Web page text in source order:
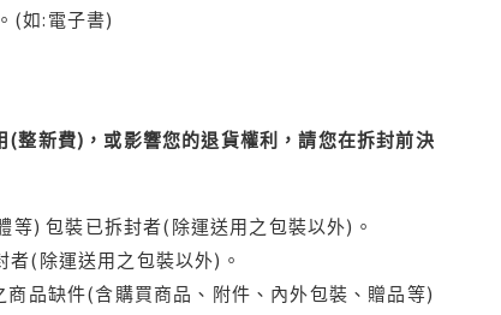
(如:電子書)
整新費)，或影響您的退貨權利，請您在拆封前決
) 包裝已拆封者(除運送用之包裝以外)。
(除運送用之包裝以外)。
品缺件(含購買商品、附件、內外包裝、贈品等)